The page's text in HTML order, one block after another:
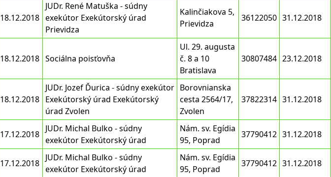
18.12.2018
JUDr. René Matuška - súdny
exekútor Exekútorský úrad
Prievidza
Kalinčiakova 5,
Prievidza
36122050 31.12.2018
18.12.2018 Sociálna poisťovňa
Ul. 29. augusta
č. 8 a 10
Bratislava
30807484 23.12.2018
18.12.2018
JUDr. Jozef Ďurica - súdny exekútor
Exekútorský úrad Exekútorský
úrad Zvolen
Borovnianska
cesta 2564/17,
Zvolen
37822314 31.12.2018
17.12.2018
JUDr. Michal Bulko - súdny
exekútor Exekútorský úrad
Nám. sv. Egídia
95, Poprad
37790412 31.12.2018
17.12.2018
JUDr. Michal Bulko - súdny
exekútor Exekútorský úrad
Nám. sv. Egídia
95, Poprad
37790412 31.12.2018